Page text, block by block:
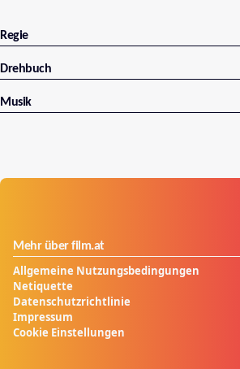
einen Weg, die Menschheit vor dem
bewahren? In dieser spannenden Doku gibt uns Dr.
Adam Maloof von der Princeton
wissenschaftlichen Einblick in den
Deutschland, bis hin zur großen
und was nicht.
Regie
Drehbuch
Musik
Mehr über film.at
Allgemeine Nutzungsbedingungen
Netiquette
Datenschutzrichtlinie
Impressum
Cookie Einstellungen